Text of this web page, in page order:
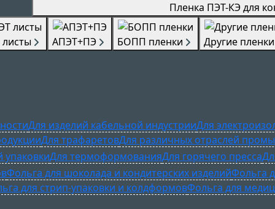
Пленка ПЭТ-КЭ для
АПЭТ+ПЭ БОПП пленки Другие пленки
Для изделий кабельной индустрииДля
Для трафаретовДля различных отраслей
упаковкиДля термоформованияДля горячего пресса
Фольга для шоколада и кондитерских изделийФольга
для стрип-упаковки и колдформовФольга для